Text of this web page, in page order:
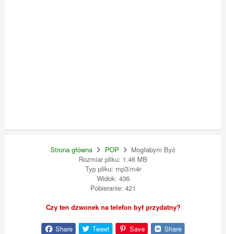
Strona główna POP
Mogłabym Być
Rozmiar pliku: 1.46 MB
Typ pliku: mp3/m4r
Widok: 436
Pobieranie: 421
Czy ten dzwonek na telefon był przydatny?
Share Tweet Save Share